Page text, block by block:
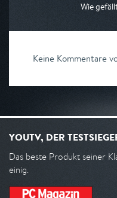
Wie
Keine Kommentare
YOUTV, DER
Das beste Produkt seiner
einig.